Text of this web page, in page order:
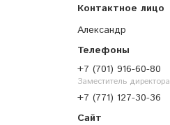
Александр
+7 (701) 916-60-80
Заместитель директора
+7 (771) 127-30-36